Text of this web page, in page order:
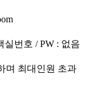
실번호 / PW : 없음
며 최대인원 초과